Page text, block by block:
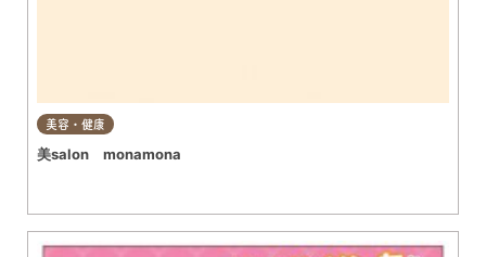
美容・健康
美salon monamona